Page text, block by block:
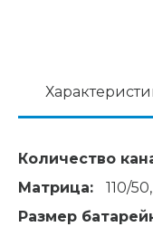
Количество
Матрица:
110/
Размер